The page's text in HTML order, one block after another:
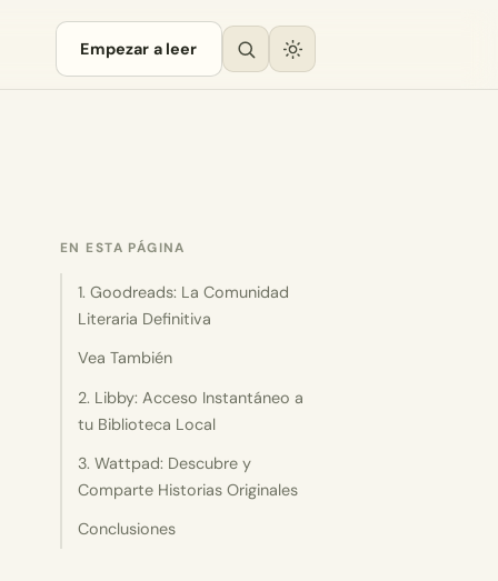
Empezar a leer
EN ESTA PÁGINA
1. Goodreads: La Comunidad
Literaria Definitiva
Vea También
2. Libby: Acceso Instantáneo a
tu Biblioteca Local
3. Wattpad: Descubre y
Comparte Historias Originales
Conclusiones